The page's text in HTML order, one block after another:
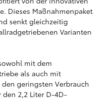
Dieses Maßnahmenpaket
senkt gleichzeitig
Varianten
mit dem
als auch mit
geringsten Verbrauch
den 2,2 Liter D-4D-